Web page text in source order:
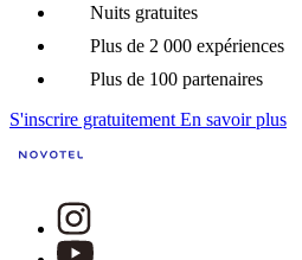
Nuits gratuites
Plus de 2 000 expériences
Plus de 100 partenaires
S'inscrire gratuitement En savoir plus